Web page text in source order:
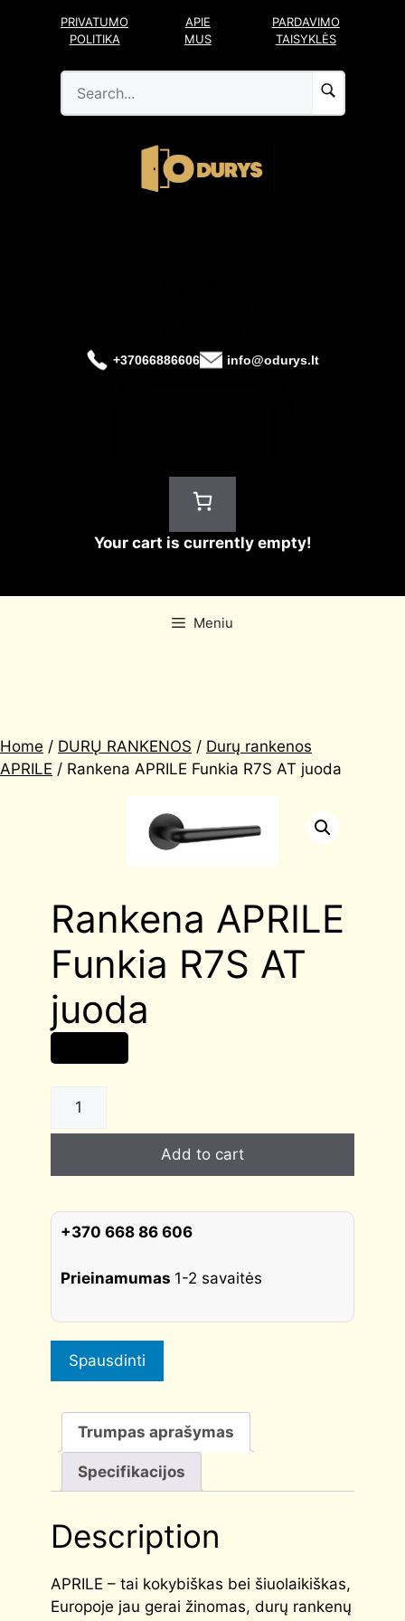
PRIVATUMO
POLITIKA
APIE
MUS
PARDAVIMO
TAISYKLĖS
+37066886606 info@odurys.lt
Your cart is currently empty!
Meniu
Home / DURŲ RANKENOS / Durų rankenos
APRILE / Rankena APRILE Funkia R7S AT juoda
Rankena APRILE
Funkia R7S AT
juoda
Rankena
juoda
quantity
Add to cart
+370 668 86 606
Prieinamumas 1-2 savaitės
Spausdinti
Trumpas aprašymas
Specifikacijos
Description
APRILE – tai kokybiškas bei šiuolaikiškas,
Europoje jau gerai žinomas, durų rankenų